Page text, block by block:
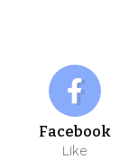
Facebook
Like